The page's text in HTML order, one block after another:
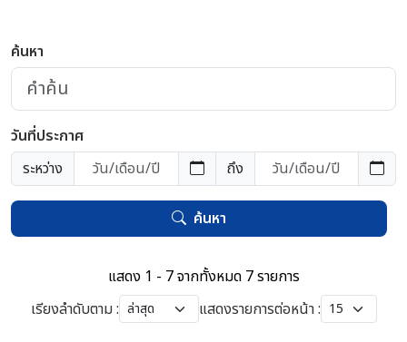
ค้นหา
วันที่ประกาศ
ระหว่าง
ถึง
ค้นหา
แสดง 1 - 7 จากทั้งหมด 7 รายการ
เรียงลำดับตาม :
แสดงรายการต่อหน้า :